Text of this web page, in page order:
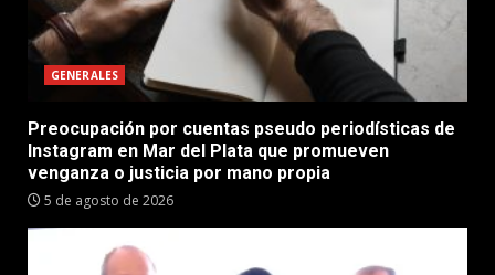
GENERALES
Preocupación por cuentas pseudo periodísticas de
Instagram en Mar del Plata que promueven
venganza o justicia por mano propia
5 de agosto de 2026